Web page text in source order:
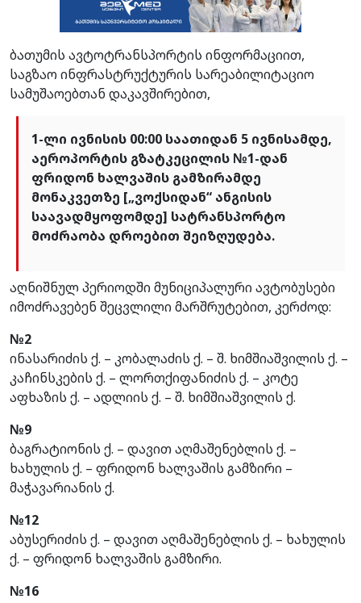
ბათუმის ავტოტრანსპორტის ინფორმაციით,
საგზაო ინფრასტრუქტურის სარეაბილიტაციო
სამუშაოებთან დაკავშირებით,
1-ლი ივნისის 00:00 საათიდან 5 ივნისამდე,
აეროპორტის გზატკეცილის №1-დან
ფრიდონ ხალვაშის გამზირამდე
მონაკვეთზე [„ვოქსიდან“ ანგისის
საავადმყოფომდე] სატრანსპორტო
მოძრაობა დროებით შეიზღუდება.
აღნიშნულ პერიოდში მუნიციპალური ავტობუსები
იმოძრავებენ შეცვლილი მარშრუტებით, კერძოდ:
№2
ინასარიძის ქ. – კობალაძის ქ. – შ. ხიმშიაშვილის ქ. –
კაჩინსკების ქ. – ლორთქიფანიძის ქ. – კოტე
აფხაზის ქ. – ადლიის ქ. – შ. ხიმშიაშვილის ქ.
№9
ბაგრატიონის ქ. – დავით აღმაშენებლის ქ. –
ხახულის ქ. – ფრიდონ ხალვაშის გამზირი –
მაჭავარიანის ქ.
№12
აბუსერიძის ქ. – დავით აღმაშენებლის ქ. – ხახულის
ქ. – ფრიდონ ხალვაშის გამზირი.
№16